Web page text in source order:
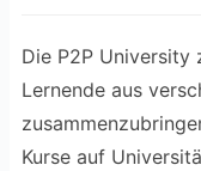
Die P2P University
Lernende aus
Kurse auf